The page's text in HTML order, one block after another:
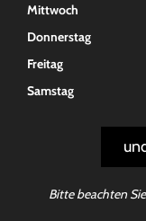
Mittwoch
Donnerstag
Freitag
Samstag
Bitte beachten